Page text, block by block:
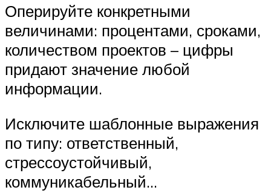
Оперируйте конкретными
величинами: процентами, сроками,
количеством проектов – цифры
придают значение любой
информации.
Исключите шаблонные выражения
по типу: ответственный,
стрессоустойчивый,
коммуникабельный…